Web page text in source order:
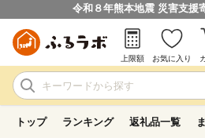
令和８年熊本地震 災害支援
上限額 お気に入り
トップ ランキング 返礼品一覧